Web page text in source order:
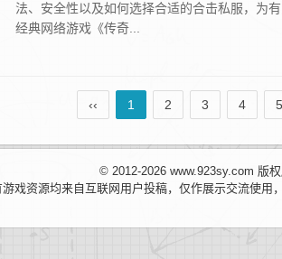
法、安全性以及如何选择合适的合击私服，为
经典网络游戏《传奇...
‹‹ 1 2 3 4 5
© 2012-2026 www.923sy.com 版
戏资源均来自互联网用户投稿，仅作展示交流使